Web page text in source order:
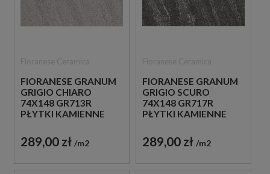
FIORANESE GRANUM
GRIGIO CHIARO
74X148 GR713R
PŁYTKI KAMIENNE
289,00 zł m2
FIORANESE GRANUM
GRIGIO SCURO
74X148 GR717R
PŁYTKI KAMIENNE
289,00 zł m2